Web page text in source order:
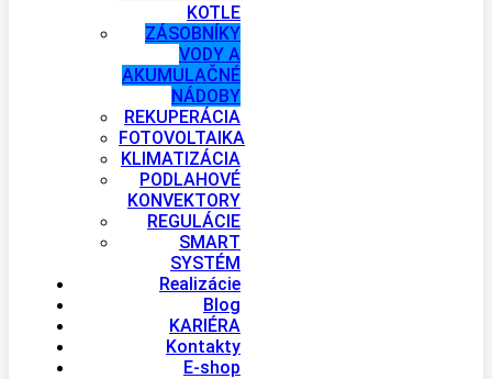
KOTLE
ZÁSOBNÍKY
VODY A
AKUMULAČNÉ
NÁDOBY
REKUPERÁCIA
FOTOVOLTAIKA
KLIMATIZÁCIA
PODLAHOVÉ
KONVEKTORY
REGULÁCIE
SMART
SYSTÉM
Realizácie
Blog
KARIÉRA
Kontakty
E-shop